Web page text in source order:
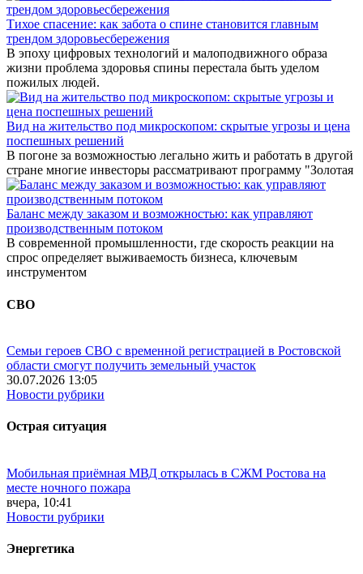
Тихое спасение: как забота о спине становится главным
трендом здоровьесбережения
В эпоху цифровых технологий и малоподвижного образа
жизни проблема здоровья спины перестала быть уделом
пожилых людей.
Вид на жительство под микроскопом: скрытые угрозы и цена
поспешных решений
В погоне за возможностью легально жить и работать в другой
стране многие инвесторы рассматривают программу "Золотая
Баланс между заказом и возможностью: как управляют
производственным потоком
В современной промышленности, где скорость реакции на
спрос определяет выживаемость бизнеса, ключевым
инструментом
СВО
Семьи героев СВО с временной регистрацией в Ростовской
области смогут получить земельный участок
30.07.2026 13:05
Новости рубрики
Острая ситуация
Мобильная приёмная МВД открылась в СЖМ Ростова на
месте ночного пожара
вчера, 10:41
Новости рубрики
Энергетика